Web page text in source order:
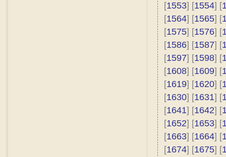
[1553] [1554] [
[1564] [1565] [
[1575] [1576] [
[1586] [1587] [
[1597] [1598] [
[1608] [1609] [
[1619] [1620] [
[1630] [1631] [
[1641] [1642] [
[1652] [1653] [
[1663] [1664] [
[1674] [1675] [